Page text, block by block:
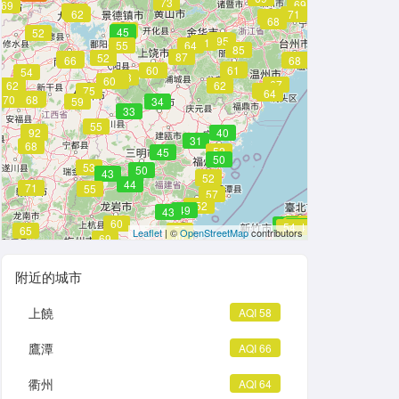
70
56
53
62
80
95
54
51
71
64
60
58
56
54
52
70
69
60
52
75
69
45
68
52
83
68
50
75
66
54
61
62
85
49
50
53
81
55
60
43
45
50
62 67
50
55
71
34
75
31
92
44
83
68
73
60
62
52 91
52
54
65
87
69
52
56
55
54
54
64
57
59
33
66
40
68
62
43
68
64
60
Leaflet| ©OpenStreetMapcontributors
附近的城市
上饒 AQI 58
鷹潭 AQI 66
衢州 AQI 64